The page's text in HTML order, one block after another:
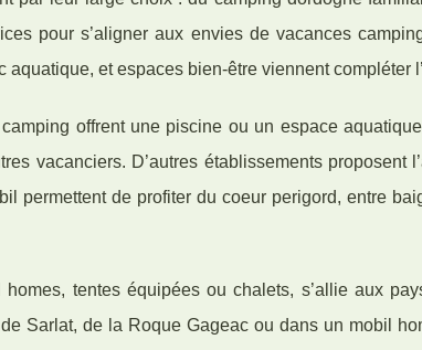
pour s’aligner aux envies de vacances
aquatique, et espaces bien-être viennent compléter
offrent une piscine ou un espace
vacanciers. D’autres établissements proposent
permettent de profiter du coeur perigord, entre
tentes équipées ou chalets, s’allie aux
Sarlat, de la Roque Gageac ou dans un mobil